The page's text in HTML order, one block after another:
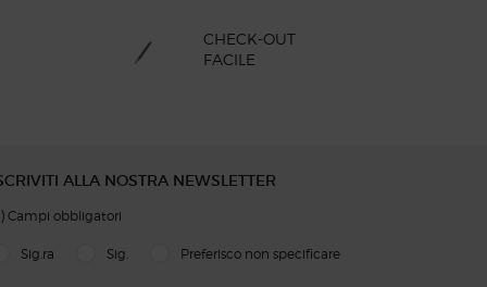
CHECK-OUT
FACILE
ALLA NOSTRA NEWSLETTER
Campi obbligatori
Sig.ra Sig. Preferisco non specificare